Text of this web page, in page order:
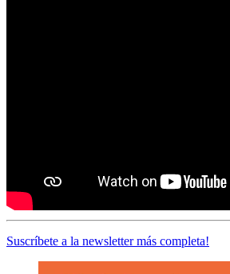
Suscríbete a la newsletter más completa!